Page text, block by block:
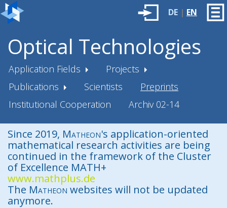
DE| EN
Optical Technologies
Application Fields
Projects
Publications
Scientists
Preprints
Institutional Cooperation
Archiv 02-14
Since 2019, Matheon's application-oriented
mathematical research activities are being
continued in the framework of the Cluster
of Excellence MATH+
www.mathplus.de
The Matheon websites will not be updated
anymore.